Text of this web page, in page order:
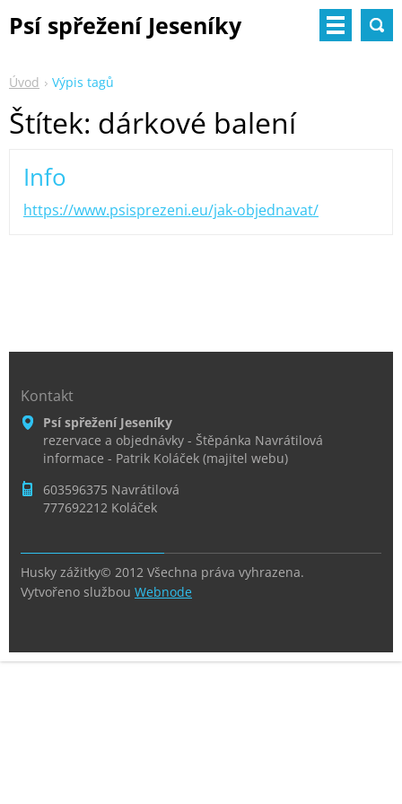
Psí spřežení Jeseníky
Úvod Výpis tagů
Štítek: dárkové balení
Info
https://www.psisprezeni.eu/jak-objednavat/
Kontakt
Psí spřežení Jeseníky
rezervace a objednávky - Štěpánka Navrátilová
informace - Patrik Koláček (majitel webu)
603596375 Navrátilová
777692212 Koláček
Husky zážitky© 2012 Všechna práva vyhrazena.
Vytvořeno službou Webnode